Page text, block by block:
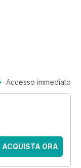
Accesso immediato
ACQUISTA ORA